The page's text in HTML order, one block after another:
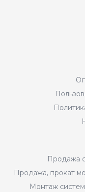
Продажа
Продажа, прокат
Монтаж